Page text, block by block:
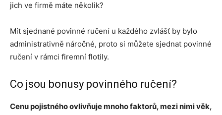
jich ve firmě máte několik?
Mít sjednané povinné ručení u každého zvlášť by bylo
administrativně náročné, proto si můžete sjednat povinné
ručení v rámci firemní flotily.
Co jsou bonusy povinného ručení?
Cenu pojistného ovlivňuje mnoho faktorů, mezi nimi věk,